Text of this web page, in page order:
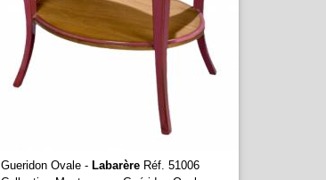
Gueridon Ovale - Labarère Réf. 51006